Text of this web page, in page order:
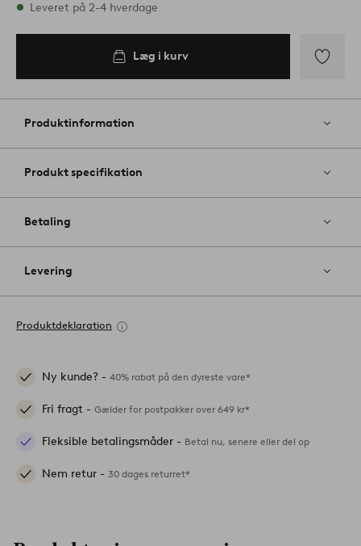
På lager
Leveret på 2-4 hverdage
Læg i kurv
til
Produktinformation
Produkt specifikation
Betaling
Levering
Produktdeklaration
Ny kunde? - 40% rabat på den dyreste vare*
Fri fragt - Gælder for postpakker over 649 kr*
Fleksible betalingsmåder - Betal nu, senere eller del op
Nem retur - 30 dages returret*